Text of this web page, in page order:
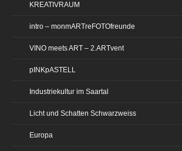
KREATIVRAUM
intro – monmARTreFOTOfreunde
VINO meets ART – 2.ARTvent
pINKpASTELL
Industriekultur im Saartal
Licht und Schatten Schwarzweiss
Europa